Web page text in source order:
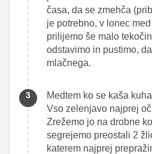
časa, da se zmehča
je potrebno, v lonec
prilijemo še malo
odstavimo in pustimo,
mlačnega.
Medtem ko se kaša
Vso zelenjavo najprej
Zrežemo jo na drobne
segrejemo preostali 2
katerem najprej